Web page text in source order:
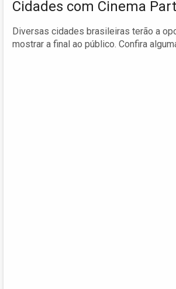
Cidades com Cinema
Diversas cidades brasileiras terão a
mostrar a final ao público. Confira